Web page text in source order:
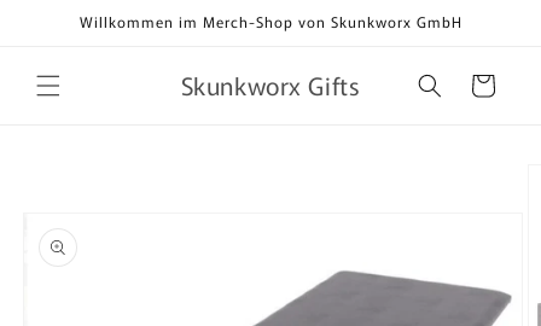
Willkommen im Merch-Shop von Skunkworx GmbH
Skunkworx Gifts Warenkorb